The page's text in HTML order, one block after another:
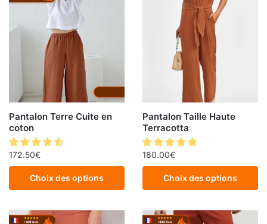
Pantalon Terre Cuite en
coton
172.50€
Choix des options
Pantalon Taille Haute
Terracotta
180.00€
Choix des options